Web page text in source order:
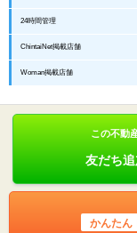
24時間管理
ChintaiNet掲載店舗
Woman掲載店舗
この不動
友だち追
かんたん